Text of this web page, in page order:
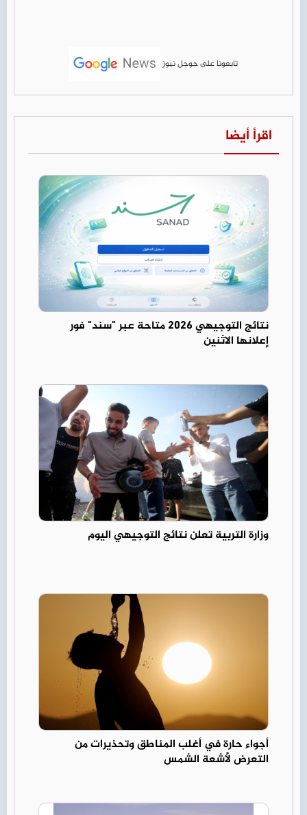
تابعونا على جوجل نيوز
اقرأ أيضا
نتائج التوجيهي 2026 متاحة عبر "سند" فور
إعلانها الاثنين
وزارة التربية تعلن نتائج التوجيهي اليوم
أجواء حارة في أغلب المناطق وتحذيرات من
التعرض لأشعة الشمس